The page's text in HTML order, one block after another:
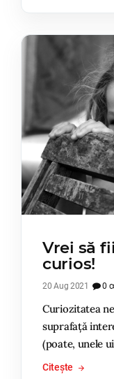
Vrei să
curios!
20 Aug 2021 0
Curiozitatea
suprafață
(poate, unele
Citește